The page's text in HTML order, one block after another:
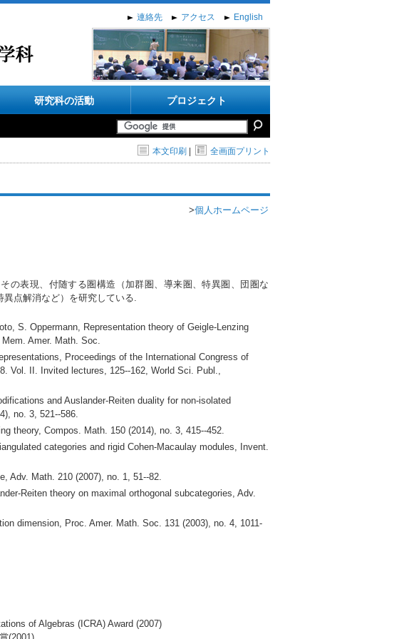
連絡先 アクセス English
研究科の活動 プロジェクト
本文印刷 全画面プリント
>個人ホームページ
の表現、付随する圏構造（加群圏、導来圏、特異圏、団圏な
点解消など）を研究している.
S. Oppermann, Representation theory of Geigle-Lenzing
Amer. Math. Soc.
Proceedings of the International Congress of
Vol. II. Invited lectures, 125--162, World Sci. Publ.,
and Auslander-Reiten duality for non-isolated
no. 3, 521--586.
theory, Compos. Math. 150 (2014), no. 3, 415--452.
categories and rigid Cohen-Macaulay modules, Invent.
Adv. Math. 210 (2007), no. 1, 51--82.
Reiten theory on maximal orthogonal subcategories, Adv.
dimension, Proc. Amer. Math. Soc. 131 (2003), no. 4, 1011-
of Algebras (ICRA) Award (2007)